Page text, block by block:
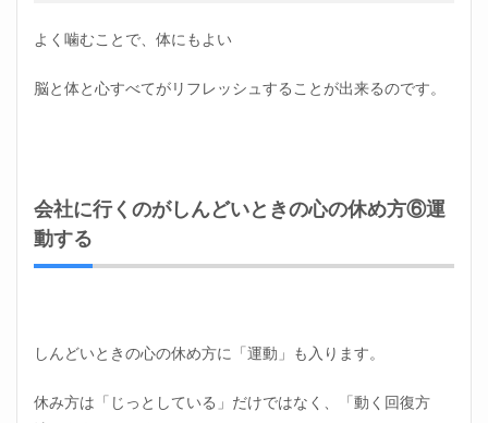
よく噛むことで、体にもよい
脳と体と心すべてがリフレッシュすることが出来るのです。
会社に行くのがしんどいときの心の休め方⑥運
動する
しんどいときの心の休め方に「運動」も入ります。
休み方は「じっとしている」だけではなく、「動く回復方